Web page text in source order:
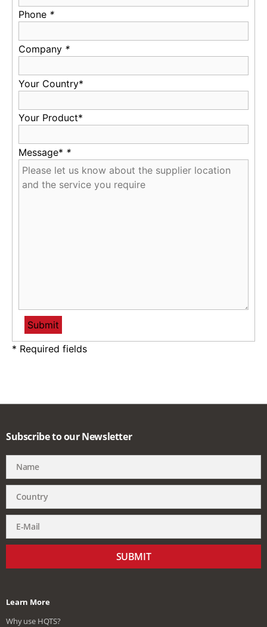
Phone *
Company *
Your Country*
Your Product*
Message* *
* Required fields
Subscribe to our Newsletter
SUBMIT
Learn More
Why use HQTS?